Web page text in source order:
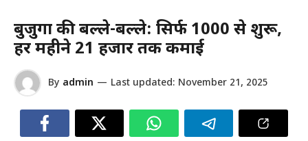
बुजुर्गों की बल्ले-बल्ले: सिर्फ 1000 से शुरू,
हर महीने 21 हजार तक कमाई
By admin — Last updated: November 21, 2025